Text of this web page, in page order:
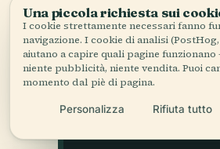
Una piccola richiesta sui
I cookie strettamente necessari fanno
navigazione. I cookie di analisi
aiutano a capire quali pagine
niente pubblicità, niente vendita. Puoi
momento dal piè di pagina.
Personalizza Rifiuta tutto